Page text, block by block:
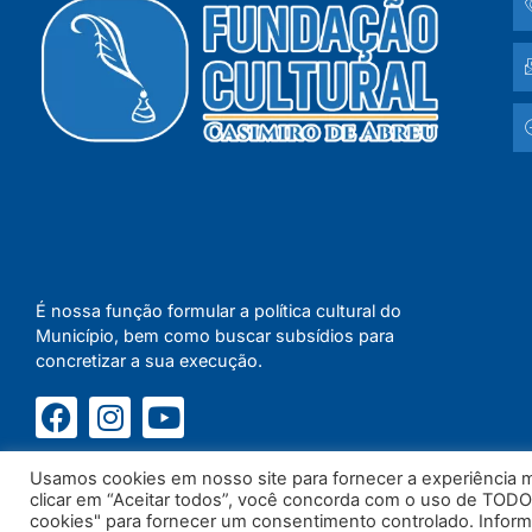
É nossa função formular a política cultural do
Município, bem como buscar subsídios para
concretizar a sua execução.
Usamos cookies em nosso site para fornecer a experiência
clicar em “Aceitar todos”, você concorda com o uso de
cookies" para fornecer um consentimento controlado.